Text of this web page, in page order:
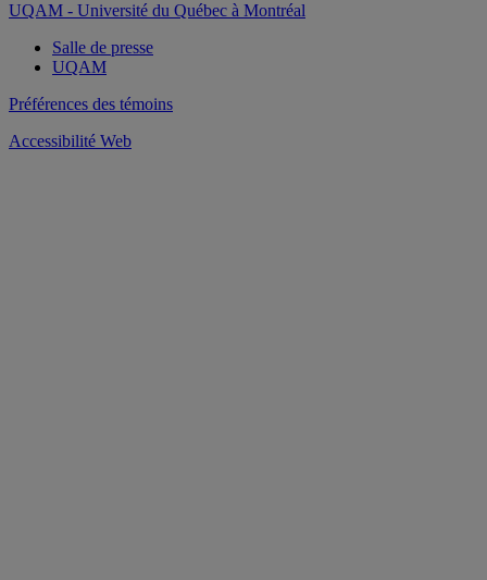
UQAM - Université du Québec à Montréal
Salle de presse
UQAM
Préférences des témoins
Accessibilité Web